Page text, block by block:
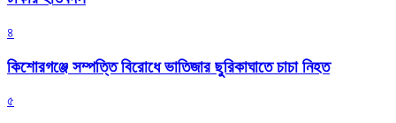
৪
কিশোরগঞ্জে সম্পত্তি বিরোধে ভাতিজার ছুরিকাঘাতে চাচা নিহত
৫